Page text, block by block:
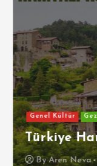
Genel Kültür
Türkiye
ByAren Neva